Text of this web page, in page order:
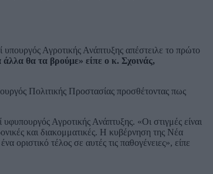
Αγροτικής Ανάπτυξης απέστειλε το πρώτο
άλλα θα τα βρούμε» είπε ο κ. Σχοινάς,
Πολιτικής Προστασίας προσθέτοντας πως
Αγροτικής Ανάπτυξης. «Οι στιγμές είναι
και διακομματικές. Η κυβέρνηση της Νέα
τέλος σε αυτές τις παθογένειες», είπε